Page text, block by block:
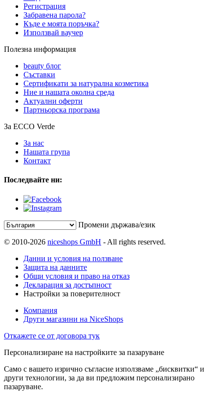
Регистрация
Забравена парола?
Къде е моята поръчка?
Използвай ваучер
Полезна информация
beauty блог
Съставки
Сертификати за натурална козметика
Ние и нашата околна среда
Актуални оферти
Партньорска програма
За ECCO Verde
За нас
Нашата група
Контакт
Последвайте ни:
Промени държава/език
© 2010-2026 niceshops GmbH - All rights reserved.
Данни и условия на ползване
Защита на данните
Общи условия и право на отказ
Декларация за достъпност
Настройки за поверителност
Компания
Други магазини на NiceShops
Откажете се от договора тук
Персонализиране на настройките за пазаруване
Само с вашето изрично съгласие използваме „бисквитки“ и
други технологии, за да ви предложим персонализирано
пазаруване.